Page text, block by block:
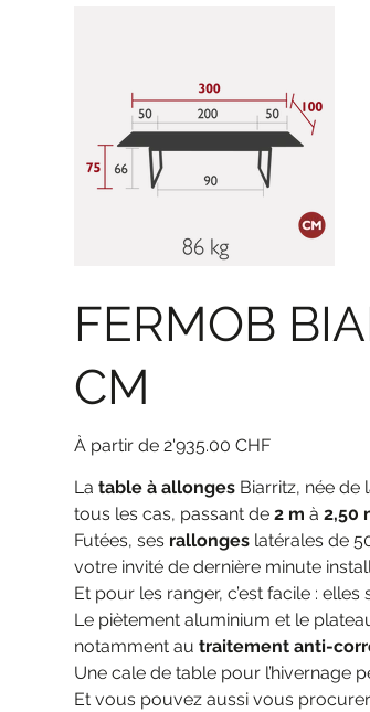
FERMOB
CM
Prix
2'935.00 CHF
Latable à allonges Biarritz, née de
tous les cas, passant de2 m à2,50
Futées, ses rallonges latérales de
votre invité de dernière minute
Et pour les ranger, c’est facile :
Le piètement aluminium et le
notamment autraitement anti-
Une cale de table pour l’hivernage
Et vous pouvez aussi vous